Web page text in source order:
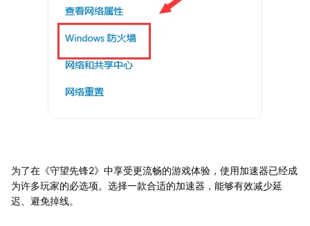
为了在《守望先锋2》中享受更流畅的游戏体验，使用加速器已经成
为许多玩家的必选项。选择一款合适的加速器，能够有效减少延
迟、避免掉线。